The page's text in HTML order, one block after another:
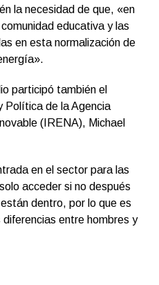
la necesidad de que, «en
educativa y las
en esta normalización de
participó también el
Política de la Agencia
(IRENA), Michael
en el sector para las
acceder si no después
dentro, por lo que es
entre hombres y